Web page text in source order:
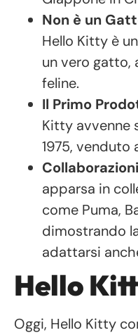
Non è un
Hello Kitty è
un vero gatto,
feline.
Il Primo
Kitty avvenne
1975, venduto
apparsa in
come Puma,
dimostrando
adattarsi
Hello
Oggi, Hello Kitty